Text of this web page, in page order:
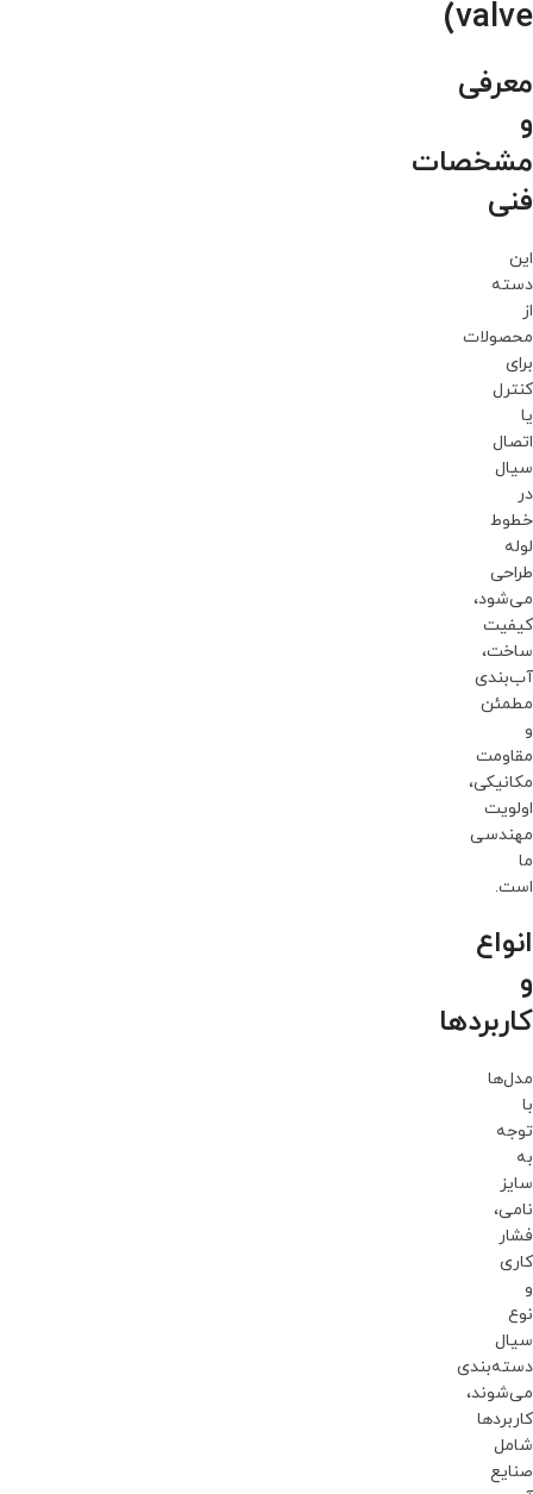
valve)
معرفی
و
مشخصات
فنی
این
دسته
از
محصولات
برای
کنترل
یا
اتصال
سیال
در
خطوط
لوله
طراحی
می‌شود،
کیفیت
ساخت،
آب‌بندی
مطمئن
و
مقاومت
مکانیکی،
اولویت
مهندسی
ما
است.
انواع
و
کاربردها
مدل‌ها
با
توجه
به
سایز
نامی،
فشار
کاری
و
نوع
سیال
دسته‌بندی
می‌شوند،
کاربردها
شامل
صنایع